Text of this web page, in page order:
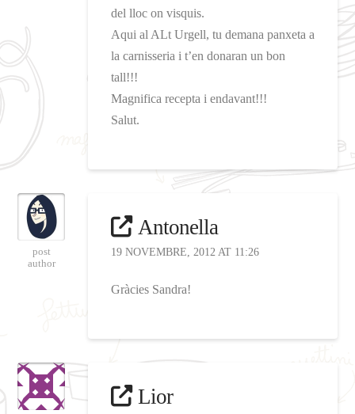
del lloc on visquis.
Aqui al ALt Urgell, tu demana panxeta a
la carnisseria i t’en donaran un bon
tall!!!
Magnifica recepta i endavant!!!
Salut.
post
author
Antonella
19 NOVEMBRE, 2012 AT 11:26
Gràcies Sandra!
Lior